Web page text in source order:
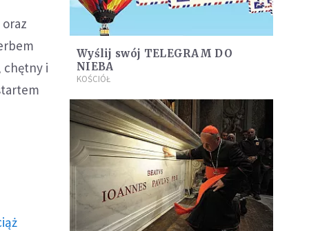
chętny i
Wyślij swój TELEGRAM DO
NIEBA
KOŚCIÓŁ